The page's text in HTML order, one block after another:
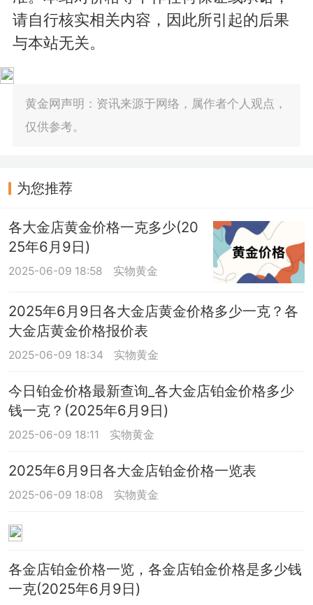
请自行核实相关内容，因此所引起的后果
与本站无关。
黄金网声明：资讯来源于网络，属作者个人观点，
仅供参考。
为您推荐
各大金店黄金价格一克多少(20
25年6月9日)
2025-06-09 18:58 实物黄金
2025年6月9日各大金店黄金价格多少一克？各
大金店黄金价格报价表
2025-06-09 18:34 实物黄金
今日铂金价格最新查询_各大金店铂金价格多少
钱一克？(2025年6月9日)
2025-06-09 18:11 实物黄金
2025年6月9日各大金店铂金价格一览表
2025-06-09 18:08 实物黄金
各金店铂金价格一览，各金店铂金价格是多少钱
一克(2025年6月9日)